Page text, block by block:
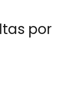
por